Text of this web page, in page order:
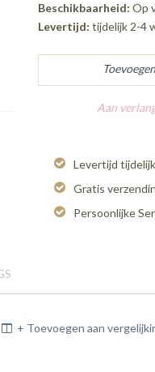
Beschikbaarheid: Op
Levertijd: tijdelijk 2-4
Aan
Levertijd
Gratis
Persoonlijke
+ Toevoegen aan